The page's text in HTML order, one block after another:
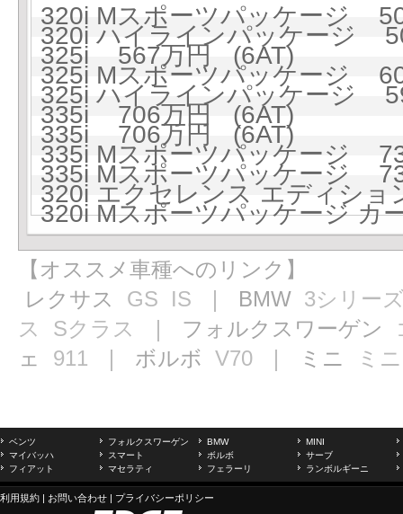
320i Mスポーツパッケージ
320i ハイラインパッケージ
325i 567万円 (6AT)
325i Mスポーツパッケージ
325i ハイラインパッケージ
335i 706万円 (6AT)
335i 706万円 (6AT)
335i Mスポーツパッケージ
335i Mスポーツパッケージ
320i エクセレンス エディシ
320i Mスポーツパッケージ
【オススメ車種へのリンク】
レクサス GS IS ｜ BMW 3シリー
ス
Sクラス ｜ フォルクスワーゲン
ェ 911 ｜ ボルボ V70 ｜ ミニ ミニ
ベンツ フォルクスワーゲン BMW
MINI
マイバッハ
スマート ボルボ
サーブ
フィアット
マセラティ フェラーリ ランボルギーニ
利用規約 | お問い合わせ | プライバシーポリシー